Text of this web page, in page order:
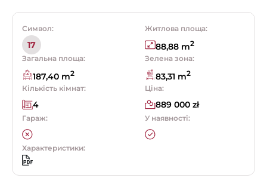
Символ:
17
Житлова площа:
88,88 m2
Загальна площа:
187,40 m2
Зелена зона:
83,31 m2
Кількість кімнат:
4
Ціна:
889 000 zł
Гараж: У наявності:
Характеристики: